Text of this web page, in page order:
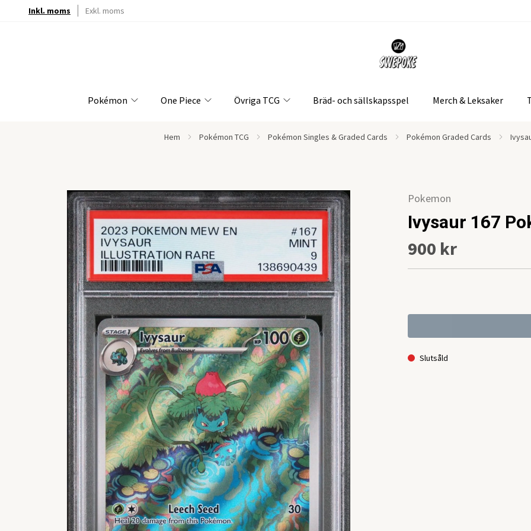
Inkl. moms Exkl. moms
Pokémon One Piece Övriga TCG Bräd- och sällskapsspel Merch & Leksaker
Hem Pokémon TCG Pokémon Singles & Graded Cards Pokémon Graded Cards
Pokemon
Ivysaur 167
900 kr
Slutsåld